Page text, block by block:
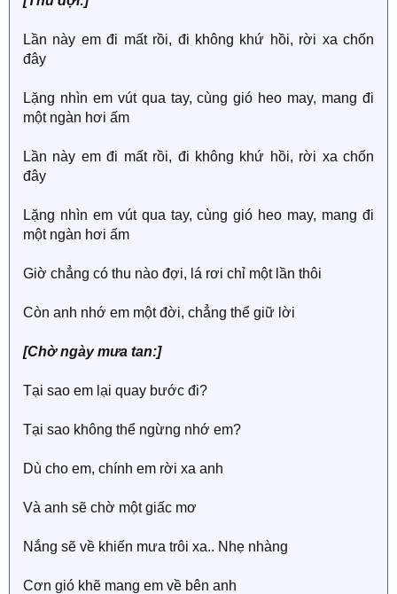
Lần này em đi mất rồi, đi không khứ hồi, rời xa chốn
đây
Lặng nhìn em vút qua tay, cùng gió heo may, mang đi
một ngàn hơi ấm
Lần này em đi mất rồi, đi không khứ hồi, rời xa chốn
đây
Lặng nhìn em vút qua tay, cùng gió heo may, mang đi
một ngàn hơi ấm
Giờ chẳng có thu nào đợi, lá rơi chỉ một lần thôi
Còn anh nhớ em một đời, chẳng thể giữ lời
[Chờ ngày mưa tan:]
Tại sao em lại quay bước đi?
Tại sao không thể ngừng nhớ em?
Dù cho em, chính em rời xa anh
Và anh sẽ chờ một giấc mơ
Nắng sẽ về khiến mưa trôi xa.. Nhẹ nhàng
Cơn gió khẽ mang em về bên anh